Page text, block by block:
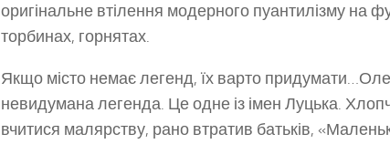
оригінальне втілення модерного пуантилізму на
торбинах, горнятах.
Якщо місто немає легенд, їх варто
невидумана легенда. Це одне із імен Луцька.
вчитися малярству, рано втратив батьків,